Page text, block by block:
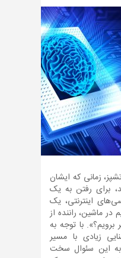
زمانی که ایشان
برای رفتن به یک
اینترنتی، یک
ماشین، راننده از
با توجه به
زیادی با مسیر
به این سئوال سخت